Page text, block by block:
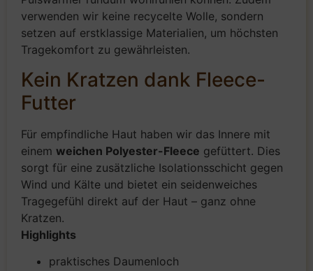
verwenden wir keine recycelte Wolle, sondern
setzen auf erstklassige Materialien, um höchsten
Tragekomfort zu gewährleisten.
Kein Kratzen dank Fleece-
Futter
Für empfindliche Haut haben wir das Innere mit
einem weichen Polyester-Fleece gefüttert. Dies
sorgt für eine zusätzliche Isolationsschicht gegen
Wind und Kälte und bietet ein seidenweiches
Tragegefühl direkt auf der Haut – ganz ohne
Kratzen.
Highlights
praktisches Daumenloch